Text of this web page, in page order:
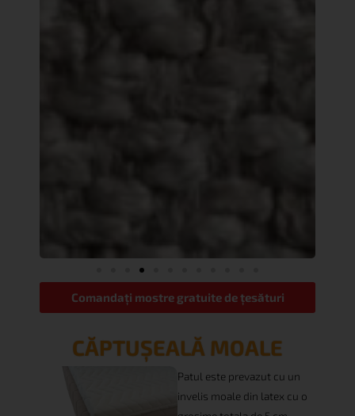
Comandați mostre gratuite de țesături
CĂPTUȘEALĂ MOALE
Patul este prevazut cu un
invelis moale din latex cu o